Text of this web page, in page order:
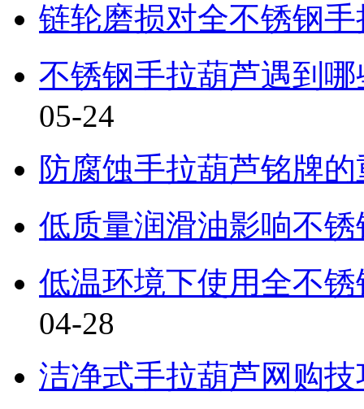
链轮磨损对全不锈钢
不锈钢手拉葫芦遇到
05-24
防腐蚀手拉葫芦铭牌
低质量润滑油影响不
低温环境下使用全不
04-28
洁净式手拉葫芦网购技